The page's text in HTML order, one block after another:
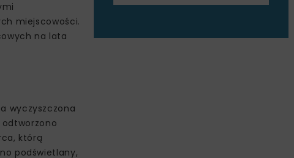
miejscowości.
na lata
wyczyszczona
którą
podświetlany,